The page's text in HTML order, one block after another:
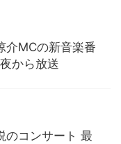
介MCの新音楽番
から放送
のコンサート 最